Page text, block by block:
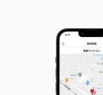
間取り
新潟県三条市西裏館３
価 格